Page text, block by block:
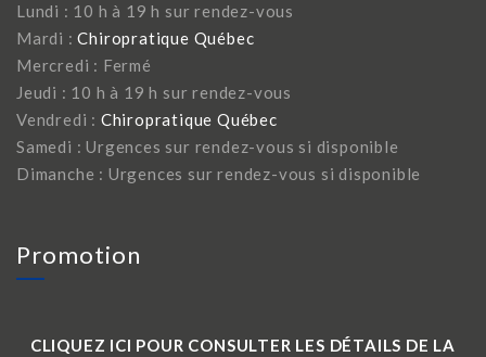
Lundi : 10 h à 19 h sur rendez-vous
Mardi :Chiropratique Québec
Mercredi : Fermé
Jeudi : 10 h à 19 h sur rendez-vous
Vendredi : Chiropratique Québec
Samedi : Urgences sur rendez-vous si disponible
Dimanche : Urgences sur rendez-vous si disponible
Promotion
CLIQUEZ ICI POUR CONSULTER LES DÉTAILS DE LA